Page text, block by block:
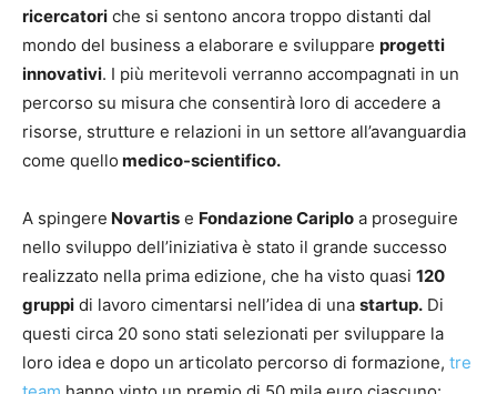
ricercatori che si sentono ancora troppo distanti dal
mondo del business a elaborare e sviluppare progetti
innovativi. I più meritevoli verranno accompagnati in un
percorso su misura che consentirà loro di accedere a
risorse, strutture e relazioni in un settore all’avanguardia
come quello medico-scientifico.
A spingere Novartis e Fondazione Cariplo a proseguire
nello sviluppo dell’iniziativa è stato il grande successo
realizzato nella prima edizione, che ha visto quasi 120
gruppi di lavoro cimentarsi nell’idea di una startup. Di
questi circa 20 sono stati selezionati per sviluppare la
loro idea e dopo un articolato percorso di formazione, tre